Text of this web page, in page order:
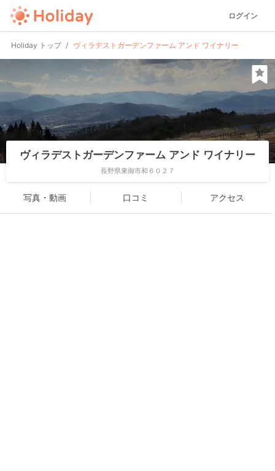
ログイン
Holiday トップ ヴィラデストガーデンファーム アンド ワイナリー
ヴィラデストガーデンファーム アンド ワイナリー
長野県東御市和６０２７
写真・動画 口コミ アクセス